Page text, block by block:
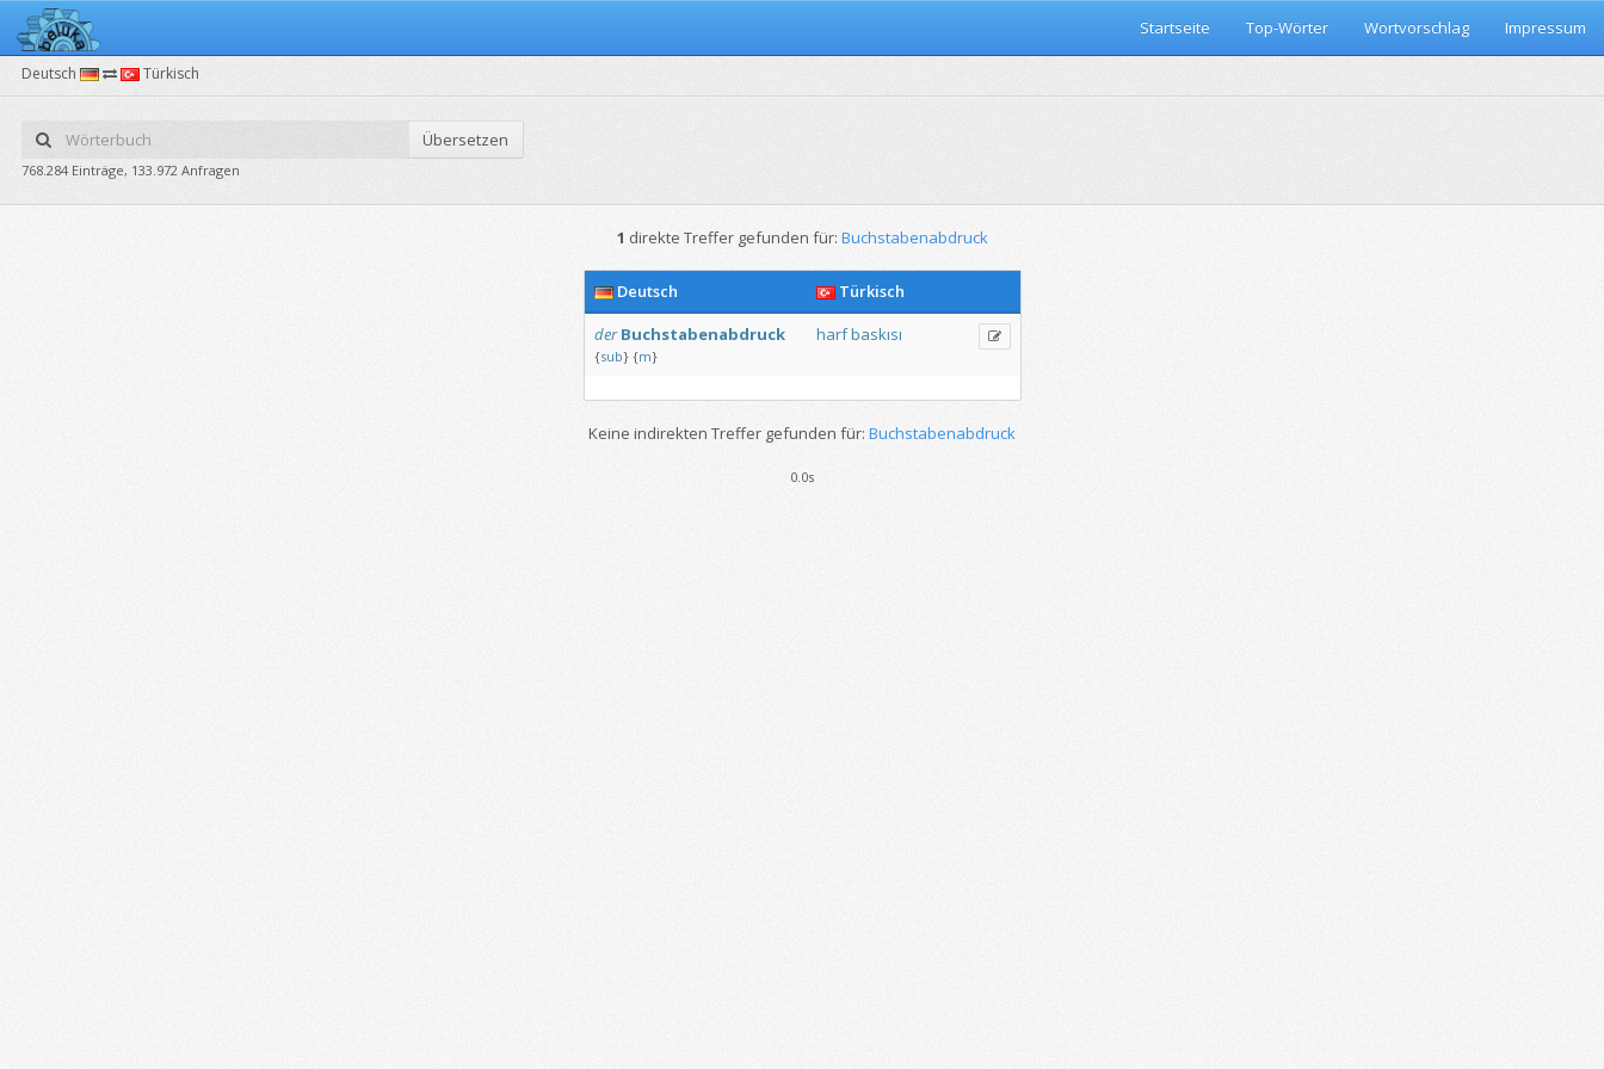
Startseite Top-Wörter Wortvorschlag Impressum
Deutsch Türkisch
Übersetzen
768.284 Einträge, 133.972 Anfragen
1 direkte Treffer gefunden für: Buchstabenabdruck
Deutsch
Türkisch
der Buchstabenabdruck
{sub} {m}
harfbaskısı
Keine indirekten Treffer gefunden für: Buchstabenabdruck
0.0s